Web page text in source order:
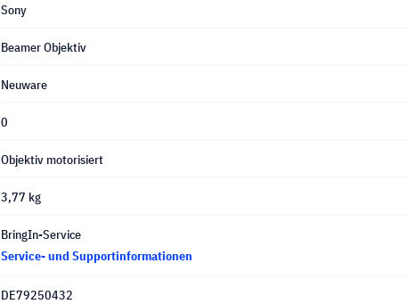
Sony
Beamer Objektiv
Neuware
0
Objektiv motorisiert
3,77 kg
BringIn-Service
Service- und Supportinformationen
DE79250432